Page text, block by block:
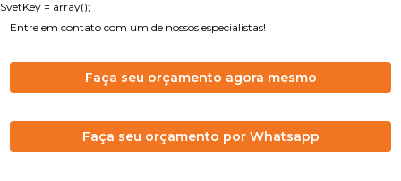
$vetKey = array();
Entre em contato com um de nossos especialistas!
Faça seu orçamento agora mesmo
Faça seu orçamento por Whatsapp